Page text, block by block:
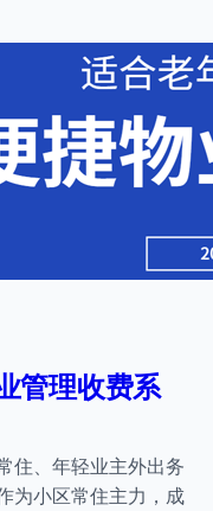
管理收费系
住、年轻业主外出务
为小区常住主力，成